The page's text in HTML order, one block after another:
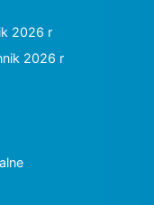
2026 r
2026 r